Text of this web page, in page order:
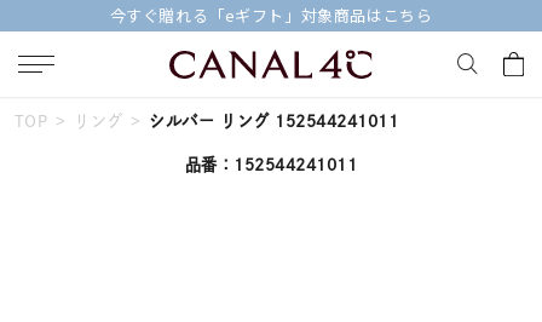
今すぐ贈れる「eギフト」対象商品はこちら
キーワードで検索する
TOP リング シルバー リング 152544241011
品番：152544241011